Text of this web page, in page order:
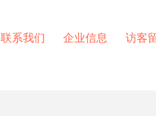
联系我们 企业信息 访客